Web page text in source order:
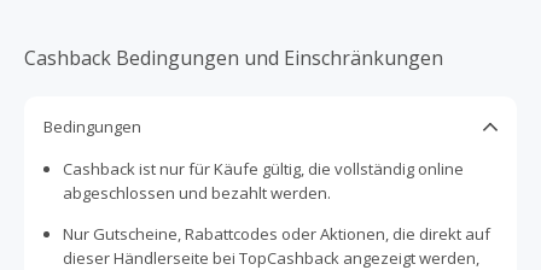
Cashback Bedingungen und Einschränkungen
Bedingungen
Cashback ist nur für Käufe gültig, die vollständig online
abgeschlossen und bezahlt werden.
Nur Gutscheine, Rabattcodes oder Aktionen, die direkt auf
dieser Händlerseite bei TopCashback angezeigt werden,